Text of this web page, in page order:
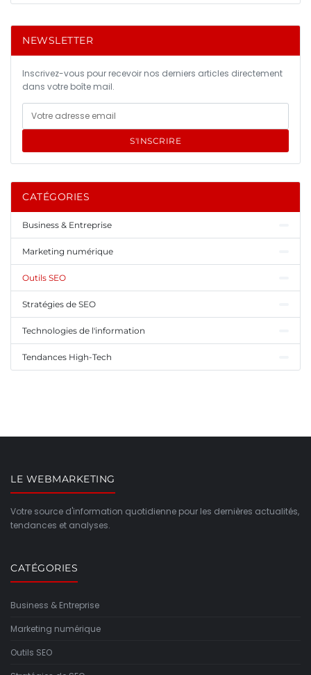
NEWSLETTER
Inscrivez-vous pour recevoir nos derniers articles directement
dans votre boîte mail.
S'INSCRIRE
CATÉGORIES
Business & Entreprise
Marketing numérique
Outils SEO
Stratégies de SEO
Technologies de l'information
Tendances High-Tech
LE WEBMARKETING
Votre source d'information quotidienne pour les dernières actualités,
tendances et analyses.
CATÉGORIES
Business & Entreprise
Marketing numérique
Outils SEO